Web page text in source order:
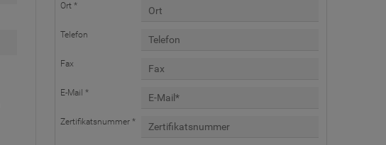
Ort *
Telefon
Fax
E-Mail *
Zertifikatsnummer *